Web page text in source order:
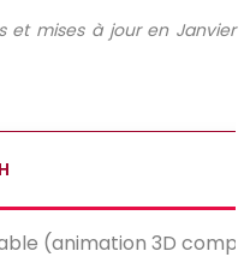
et mises à jour en Janvier
(animation 3D